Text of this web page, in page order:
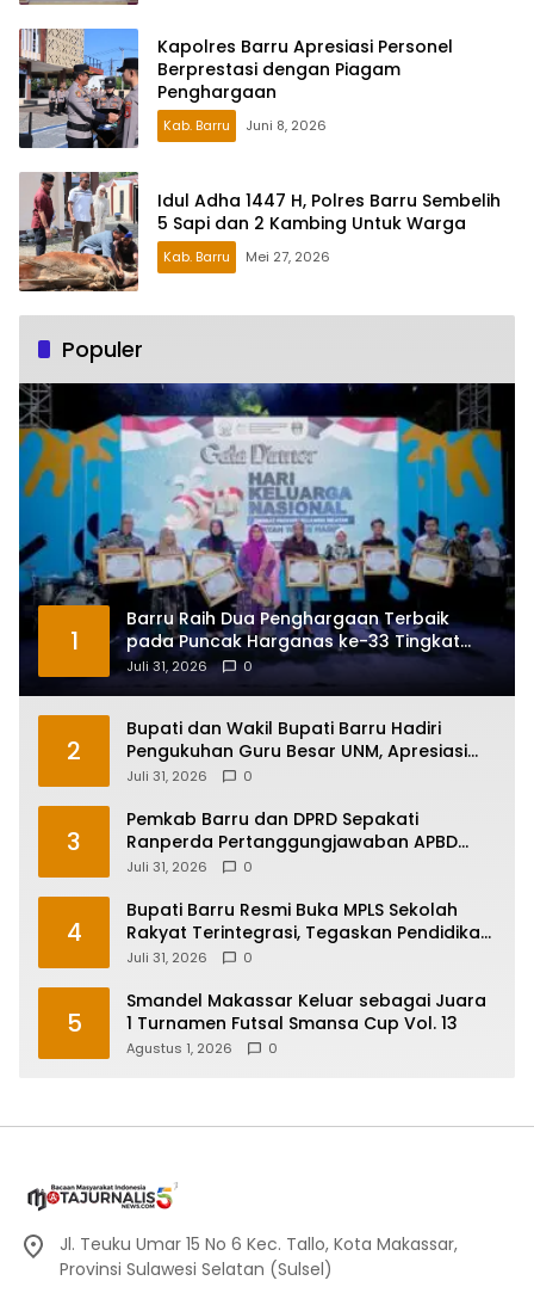
Kapolres Barru Apresiasi Personel
Berprestasi dengan Piagam
Penghargaan
Kab. Barru Juni 8, 2026
Idul Adha 1447 H, Polres Barru Sembelih
5 Sapi dan 2 Kambing Untuk Warga
Kab. Barru Mei 27, 2026
Populer
1
Barru Raih Dua Penghargaan Terbaik
pada Puncak Harganas ke-33 Tingkat
Sulawesi Selatan
Juli 31, 2026 0
2
Bupati dan Wakil Bupati Barru Hadiri
Pengukuhan Guru Besar UNM, Apresiasi
Capaian Prof. Kamaruddin Hasan
Juli 31, 2026 0
3
Pemkab Barru dan DPRD Sepakati
Ranperda Pertanggungjawaban APBD
2025, Perkuat Komitmen Tata Kelola dan
Juli 31, 2026 0
4
Bupati Barru Resmi Buka MPLS Sekolah
Rakyat Terintegrasi, Tegaskan Pendidikan
Kunci Masa Depan Generasi
Juli 31, 2026 0
5
Smandel Makassar Keluar sebagai Juara
1 Turnamen Futsal Smansa Cup Vol. 13
Agustus 1, 2026 0
Jl. Teuku Umar 15 No 6 Kec. Tallo, Kota Makassar,
Provinsi Sulawesi Selatan (Sulsel)